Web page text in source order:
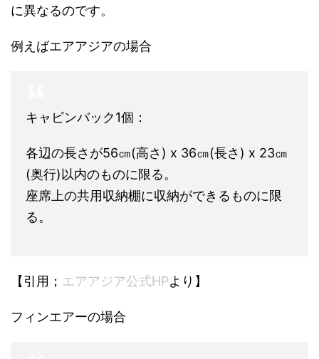
に異なるのです。
例えばエアアジアの場合
キャビンバック1個：
各辺の長さが56㎝(高さ) x 36㎝(長さ) x 23㎝
(奥行)以内のものに限る。
座席上の共用収納棚に収納ができるものに限
る。
【引用； エアアジア公式HPより】
フィンエアーの場合